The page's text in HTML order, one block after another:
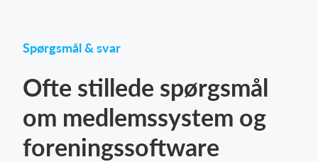
Spørgsmål & svar
Ofte stillede spørgsmål
om medlemssystem og
foreningssoftware